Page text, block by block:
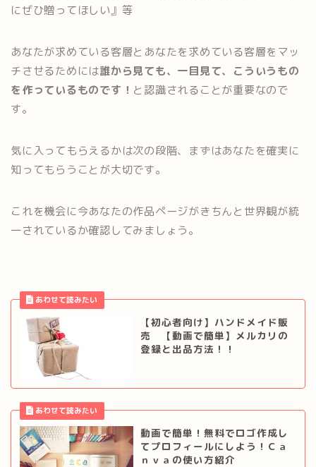
にぜひ贈ってほしい』等
あなたが求めている客層とあなたを求めている客層をマッ
チさせるためには誰から見ても、一目見て、こういうもの
を作っているものです！ と認識されることが重要なので
す。
気に入ってもらえるかは次の段階、まずはあなたを確実に
知ってもらうことが大切です。
これを機会に今あなたの作品ページがきちんと世界観が統
一されているか確認してみましょう。
【初心者向け】ハンドメイド販
売 【動画で簡単】メルカリの
登録と出品方法！！
動画で簡単！無料でロゴ作成し
てプロフィールにしよう！Ｃａ
ｎｖａの使い方紹介